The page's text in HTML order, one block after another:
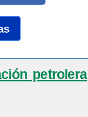
petrolera